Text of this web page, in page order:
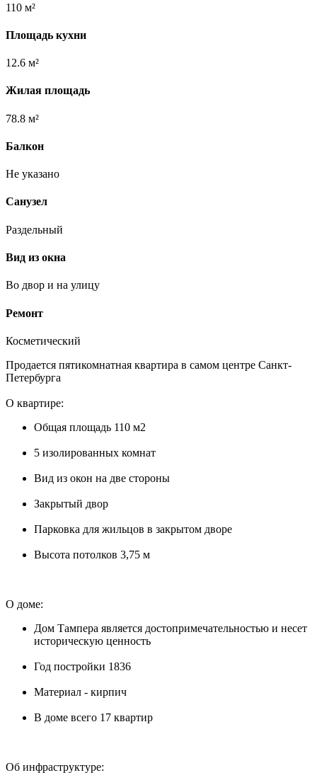
110 м²
Площадь кухни
12.6 м²
Жилая площадь
78.8 м²
Балкон
Не указано
Санузел
Раздельный
Вид из окна
Во двор и на улицу
Ремонт
Косметический
Продается пятикомнатная квартира в самом центре Санкт-
Петербурга
О квартире:
Общая площадь 110 м2
5 изолированных комнат
Вид из окон на две стороны
Закрытый двор
Парковка для жильцов в закрытом дворе
Высота потолков 3,75 м
О доме:
Дом Тампера является достопримечательностью и несет
историческую ценность
Год постройки 1836
Материал - кирпич
В доме всего 17 квартир
Об инфраструктуре: